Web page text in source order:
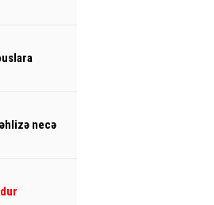
necə